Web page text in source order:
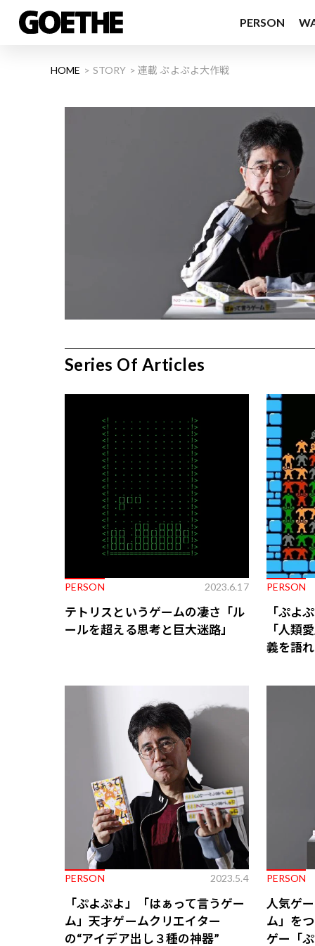
PERSON
HOME STORY 連載 ぷよぷよ大作戦
Series Of Articles
PERSON 2023.6.17
テトリスというゲームの凄さ「ル
ールを超える思考と巨大迷路」
PERSON
「ぷよ
「人類
義を語
PERSON 2023.5.4
「ぷよぷよ」「はぁって言うゲー
ム」天才ゲームクリエイター
の“アイデア出し３種の神器”
PERSON
人気ゲ
ム」を
ゲー「